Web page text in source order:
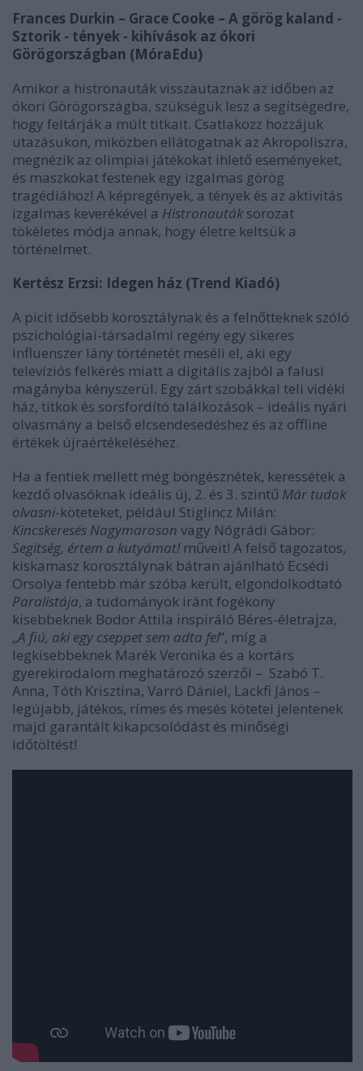
Frances Durkin – Grace Cooke – A görög kaland -
Sztorik - tények - kihívások az ókori
Görögországban (MóraEdu)
Amikor a histronauták visszautaznak az időben az
ókori Görögországba, szükségük lesz a segítségedre,
hogy feltárják a múlt titkait. Csatlakozz hozzájuk
utazásukon, miközben ellátogatnak az Akropoliszra,
megnézik az olimpiai játékokat ihlető eseményeket,
és maszkokat festenek egy izgalmas görög
tragédiához! A képregények, a tények és az aktivitás
izgalmas keverékével a Histronauták sorozat
tökéletes módja annak, hogy életre keltsük a
történelmet.
Kertész Erzsi: Idegen ház (Trend Kiadó)
A picit idősebb korosztálynak és a felnőtteknek szóló
pszichológiai-társadalmi regény egy sikeres
influenszer lány történetét meséli el, aki egy
televíziós felkérés miatt a digitális zajból a falusi
magányba kényszerül. Egy zárt szobákkal teli vidéki
ház, titkok és sorsfordító találkozások – ideális nyári
olvasmány a belső elcsendesedéshez és az offline
értékek újraértékeléséhez.
Ha a fentiek mellett még böngésznétek, keressétek a
kezdő olvasóknak ideális új, 2. és 3. szintű Már tudok
olvasni-köteteket, például Stiglincz Milán:
Kincskeresés Nagymaroson vagy Nógrádi Gábor:
Segítség, értem a kutyámat!műveit! A felső tagozatos,
kiskamasz korosztálynak bátran ajánlható Ecsédi
Orsolya fentebb már szóba került, elgondolkodtató
Paralistája, a tudományok iránt fogékony
kisebbeknek Bodor Attila inspiráló Béres-életrajza,
„A fiú, aki egy cseppet sem adta fel”, míg a
legkisebbeknek Marék Veronika és a kortárs
gyerekirodalom meghatározó szerzői – Szabó T.
Anna, Tóth Krisztina, Varró Dániel, Lackfi János –
legújabb, játékos, rímes és mesés kötetei jelentenek
majd garantált kikapcsolódást és minőségi
időtöltést!